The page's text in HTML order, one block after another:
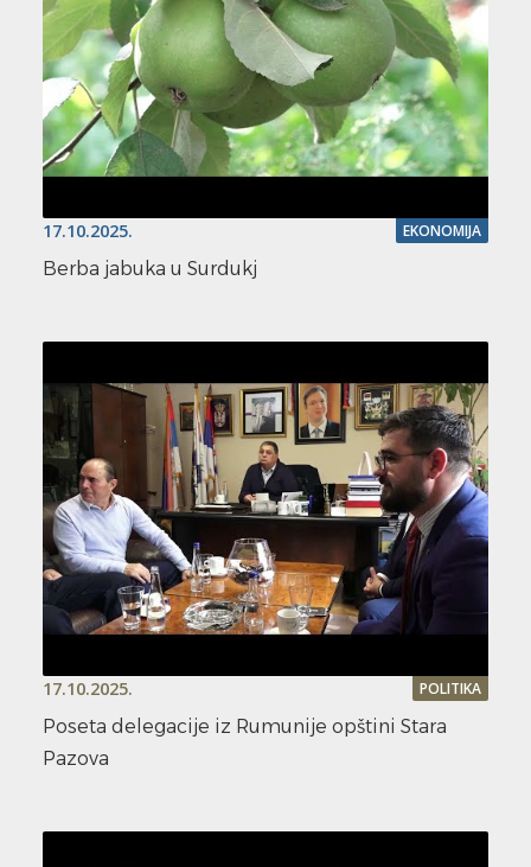
17.10.2025. EKONOMIJA
Berba jabuka u Surdukj
17.10.2025. POLITIKA
Poseta delegacije iz Rumunije opštini Stara
Pazova